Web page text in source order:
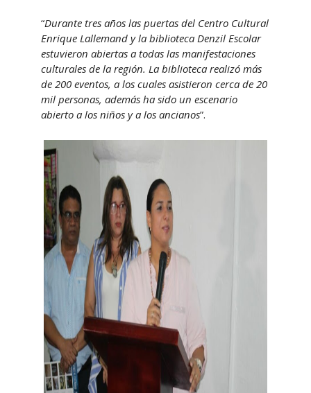
“Durante tres años las puertas del Centro Cultural
Enrique Lallemand y la biblioteca Denzil Escolar
estuvieron abiertas a todas las manifestaciones
culturales de la región. La biblioteca realizó más
de 200 eventos, a los cuales asistieron cerca de 20
mil personas, además ha sido un escenario
abierto a los niños y a los ancianos”.